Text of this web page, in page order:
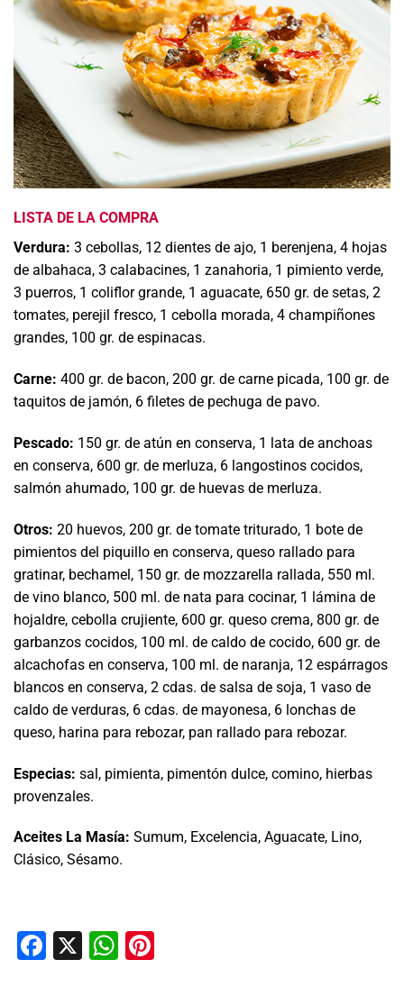
LISTA DE LA COMPRA
Verdura: 3 cebollas, 12 dientes de ajo, 1 berenjena, 4 hojas
de albahaca, 3 calabacines, 1 zanahoria, 1 pimiento verde,
3 puerros, 1 coliflor grande, 1 aguacate, 650 gr. de setas, 2
tomates, perejil fresco, 1 cebolla morada, 4 champiñones
grandes, 100 gr. de espinacas.
Carne: 400 gr. de bacon, 200 gr. de carne picada, 100 gr. de
taquitos de jamón, 6 filetes de pechuga de pavo.
Pescado: 150 gr. de atún en conserva, 1 lata de anchoas
en conserva, 600 gr. de merluza, 6 langostinos cocidos,
salmón ahumado, 100 gr. de huevas de merluza.
Otros: 20 huevos, 200 gr. de tomate triturado, 1 bote de
pimientos del piquillo en conserva, queso rallado para
gratinar, bechamel, 150 gr. de mozzarella rallada, 550 ml.
de vino blanco, 500 ml. de nata para cocinar, 1 lámina de
hojaldre, cebolla crujiente, 600 gr. queso crema, 800 gr. de
garbanzos cocidos, 100 ml. de caldo de cocido, 600 gr. de
alcachofas en conserva, 100 ml. de naranja, 12 espárragos
blancos en conserva, 2 cdas. de salsa de soja, 1 vaso de
caldo de verduras, 6 cdas. de mayonesa, 6 lonchas de
queso, harina para rebozar, pan rallado para rebozar.
Especias: sal, pimienta, pimentón dulce, comino, hierbas
provenzales.
Aceites La Masía: Sumum, Excelencia, Aguacate, Lino,
Clásico, Sésamo.
Facebook
X WhatsApp